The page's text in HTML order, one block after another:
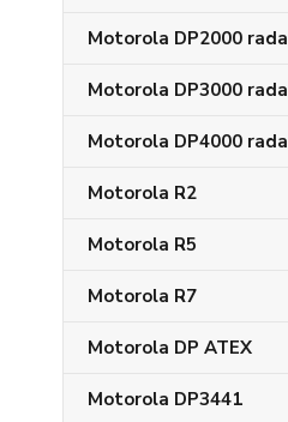
Motorola DP2000 rada
Motorola DP3000 rada
Motorola DP4000 rada
Motorola R2
Motorola R5
Motorola R7
Motorola DP ATEX
Motorola DP3441